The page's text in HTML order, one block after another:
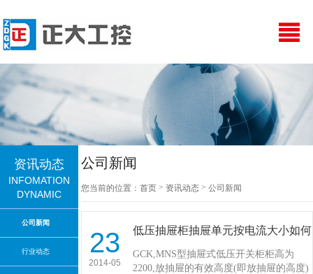
资讯动态
INFOMATION
DYNAMIC
公司新闻
行业动态
公司新闻
您当前的位置：首页 > 资讯动态 >公司新闻
23
2014-05
低压抽屉柜抽屉单元按电流大小如何
确定?多大的电流用多大的抽屉？…
GCK,MNS型抽屉式低压开关柜柜高为
2200,放抽屉的有效高度(即放抽屉的高度)